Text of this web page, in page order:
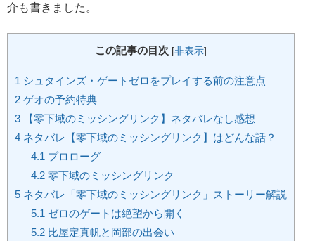
介も書きました。
この記事の目次 [非表示]
1 シュタインズ・ゲートゼロをプレイする前の注意点
2 ゲオの予約特典
3 【零下域のミッシングリンク】ネタバレなし感想
4 ネタバレ【零下域のミッシングリンク】はどんな話？
4.1 プロローグ
4.2零下域のミッシングリンク
5 ネタバレ「零下域のミッシングリンク」ストーリー解説
5.1 ゼロのゲートは絶望から開く
5.2比屋定真帆と岡部の出会い